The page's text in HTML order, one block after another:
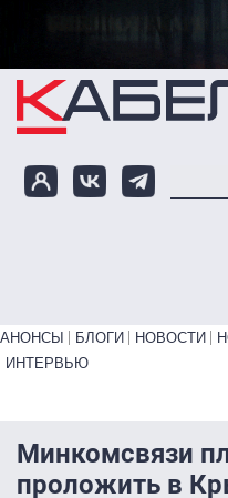
Перейти к основному
Primary links bottom
АНОНСЫ БЛОГИ НОВОСТИ
ИНТЕРВЬЮ
Минкомсвязи
проложить в